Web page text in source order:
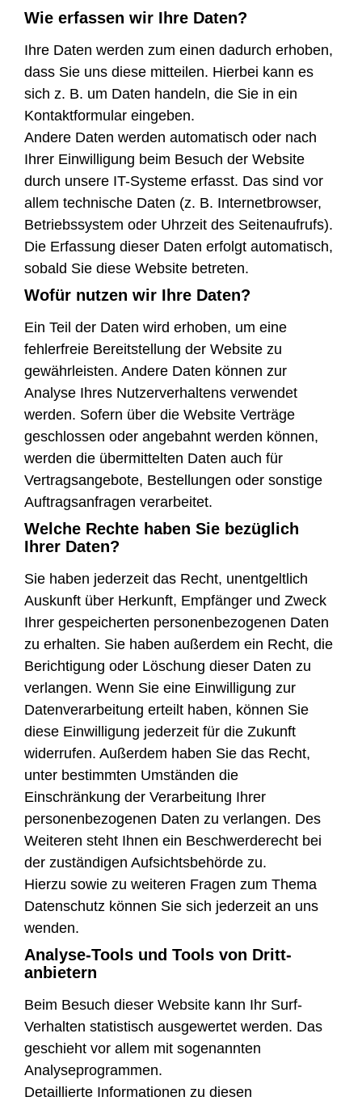
Wie erfassen wir Ihre Daten?
Ihre Daten werden zum einen dadurch erhoben,
dass Sie uns diese mitteilen. Hierbei kann es
sich z. B. um Daten handeln, die Sie in ein
Kontaktformular eingeben.
Andere Daten werden automatisch oder nach
Ihrer Einwilligung beim Besuch der Website
durch unsere IT-Systeme erfasst. Das sind vor
allem technische Daten (z. B. Internetbrowser,
Betriebssystem oder Uhrzeit des Seitenaufrufs).
Die Erfassung dieser Daten erfolgt automatisch,
sobald Sie diese Website betreten.
Wofür nutzen wir Ihre Daten?
Ein Teil der Daten wird erhoben, um eine
fehlerfreie Bereitstellung der Website zu
gewährleisten. Andere Daten können zur
Analyse Ihres Nutzerverhaltens verwendet
werden. Sofern über die Website Verträge
geschlossen oder angebahnt werden können,
werden die übermittelten Daten auch für
Vertragsangebote, Bestellungen oder sonstige
Auftragsanfragen verarbeitet.
Welche Rechte haben Sie bezüglich
Ihrer Daten?
Sie haben jederzeit das Recht, unentgeltlich
Auskunft über Herkunft, Empfänger und Zweck
Ihrer gespeicherten personenbezogenen Daten
zu erhalten. Sie haben außerdem ein Recht, die
Berichtigung oder Löschung dieser Daten zu
verlangen. Wenn Sie eine Einwilligung zur
Datenverarbeitung erteilt haben, können Sie
diese Einwilligung jederzeit für die Zukunft
widerrufen. Außerdem haben Sie das Recht,
unter bestimmten Umständen die
Einschränkung der Verarbeitung Ihrer
personenbezogenen Daten zu verlangen. Des
Weiteren steht Ihnen ein Beschwerderecht bei
der zuständigen Aufsichtsbehörde zu.
Hierzu sowie zu weiteren Fragen zum Thema
Datenschutz können Sie sich jederzeit an uns
wenden.
Analyse-Tools und Tools von Dritt­
anbietern
Beim Besuch dieser Website kann Ihr Surf-
Verhalten statistisch ausgewertet werden. Das
geschieht vor allem mit sogenannten
Analyseprogrammen.
Detaillierte Informationen zu diesen